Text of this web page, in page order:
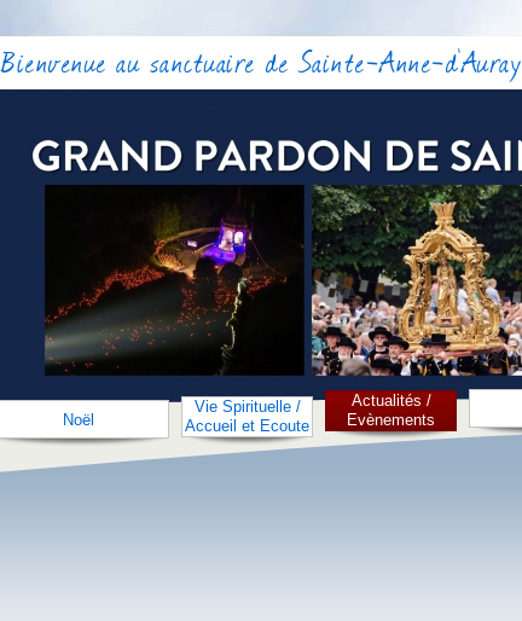
Bienvenue au sanctuaire de Sainte-Anne-d'Auray
Noël
Vie Spirituelle /
Accueil et Ecoute
Actualités /
Evènements